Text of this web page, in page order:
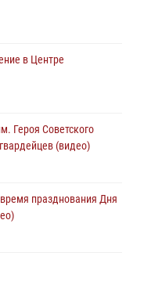
в нападении
Москве подвели итоги
в Центре
Героя Советского
(видео)
празднования Дня